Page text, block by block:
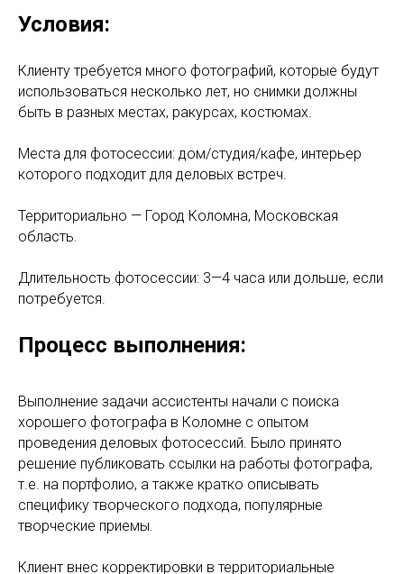
Условия:
Клиенту требуется много фотографий, которые будут
использоваться несколько лет, но снимки должны
быть в разных местах, ракурсах, костюмах.
Места для фотосессии: дом/студия/кафе, интерьер
которого подходит для деловых встреч.
Территориально — Город Коломна, Московская
область.
Длительность фотосессии: 3—4 часа или дольше, если
потребуется.
Процесс выполнения:
Выполнение задачи ассистенты начали с поиска
хорошего фотографа в Коломне с опытом
проведения деловых фотосессий. Было принято
решение публиковать ссылки на работы фотографа,
т.е. на портфолио, а также кратко описывать
специфику творческого подхода, популярные
творческие приемы.
Клиент внес корректировки в территориальные